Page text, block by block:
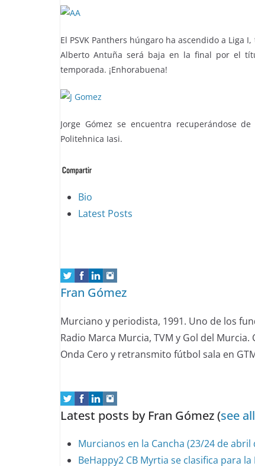
El PSVK Panthers húngaro ha ascendido a
Alberto Antuña será baja en la final por el
temporada. ¡Enhorabuena!
Jorge Gómez se encuentra
Politehnica Iasi.
The
following
content
below.
Bio
Latest Posts
Fran Gómez
Murciano y periodista, 1991. Uno de los
Radio Marca Murcia, TVM y Gol del
Onda Cero y retransmito fútbol sala en
Latest posts by Fran Gómez(see all
Murcianos en la Cancha (23/24 de abril
BeHappy2 CB Myrtia se clasifica para